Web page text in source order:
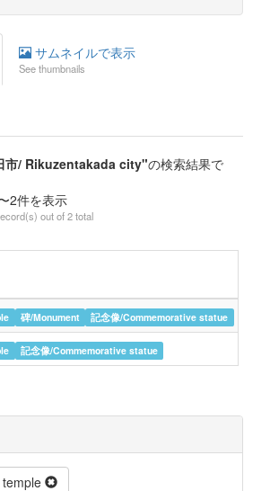
サムネイルで表示
See thumbnails
市/ Rikuzentakada city"の検索結果で
2件を表示
out of 2 total
碑/Monument 記念像/Commemorative statue
記念像/Commemorative statue